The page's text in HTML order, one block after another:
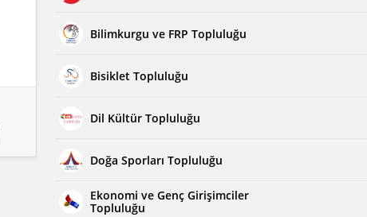
Bilimkurgu ve FRP Topluluğu
Bisiklet Topluluğu
Dil Kültür Topluluğu
Doğa Sporları Topluluğu
Ekonomi ve Genç Girişimciler
Topluluğu